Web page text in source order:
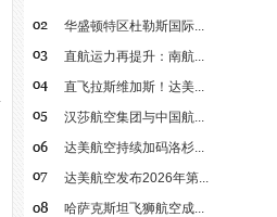
华盛顿特区杜勒斯国际...
直航运力再提升：南航...
直飞拉斯维加斯！达美...
汉莎航空集团与中国航...
达美航空持续加码洛杉...
达美航空发布2026年第...
哈萨克斯坦飞狮航空成...